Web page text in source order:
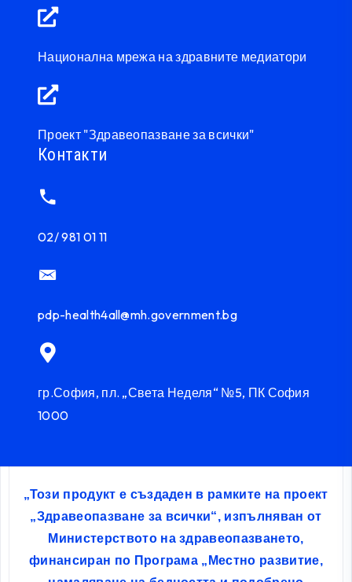
Национална мрежа на здравните медиатори
Проект "Здравеопазване за всички"
Контакти
02/ 981 01 11
pdp-health4all@mh.government.bg
гр.София, пл. „Света Неделя“ №5, ПК София
1000
„Този продукт е създаден в рамките на проект
„Здравеопазване за всички“, изпълняван от
Министерството на здравеопазването,
финансиран по Програма „Местно развитие,